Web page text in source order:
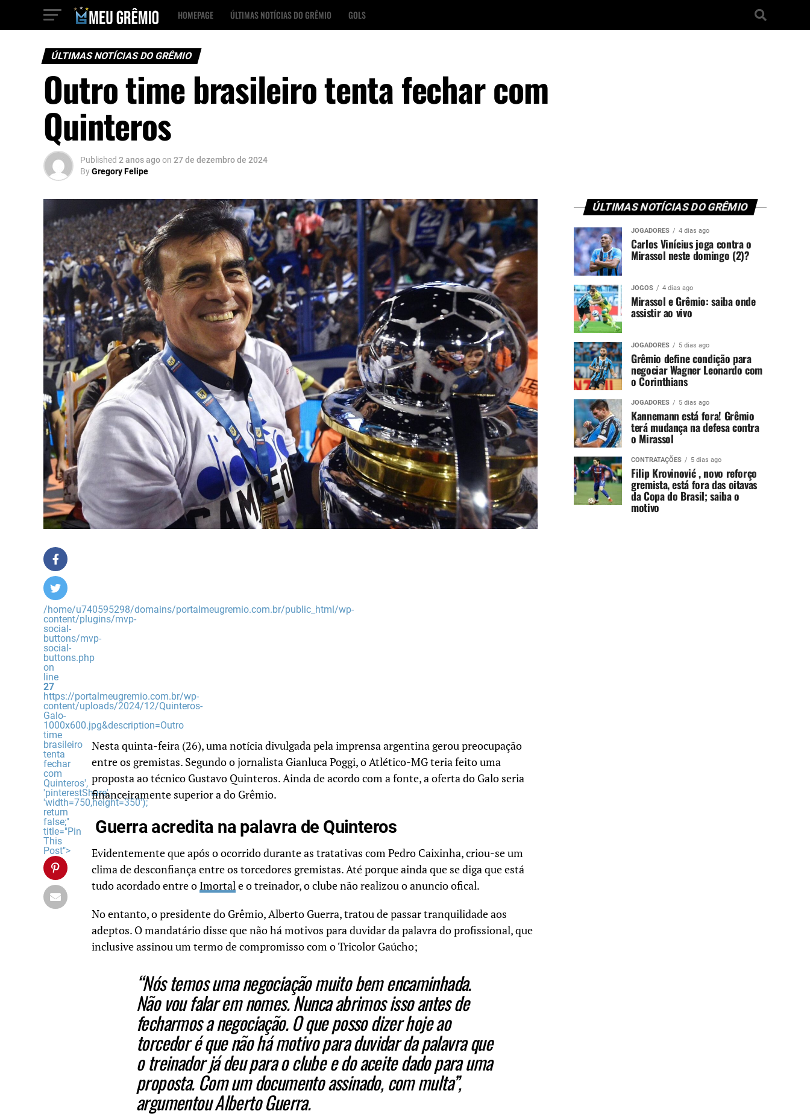
HOMEPAGE ÚLTIMAS NOTÍCIAS DO GRÊMIO GOLS
ÚLTIMAS NOTÍCIAS DO GRÊMIO
Outro time brasileiro tenta fechar com
Quinteros
Published 2 anos agoon 27 de dezembro de 2024
ByGregory Felipe
/home/u740595298/domains/portalmeugremio.com.br/public_html/wp-
content/plugins/mvp-
social-
buttons/mvp-
social-
buttons.php
on
line
27
https://portalmeugremio.com.br/wp-
content/uploads/2024/12/Quinteros-
Galo-
1000x600.jpg&description=Outro
time
brasileiro
tenta
fechar
com
Quinteros',
'pinterestShare',
'width=750,height=350');
return
false;"
title="Pin
This
Post">
Nesta quinta-feira (26), uma notícia divulgada pela imprensa argentina gerou preocupação
entre os gremistas. Segundo o jornalista Gianluca Poggi, o Atlético-MG teria feito uma
proposta ao técnico Gustavo Quinteros. Ainda de acordo com a fonte, a oferta do Galo seria
financeiramente superior a do Grêmio.
Guerra acredita na palavra de Quinteros
Evidentemente que após o ocorrido durante as tratativas com Pedro Caixinha, criou-se um
clima de desconfiança entre os torcedores gremistas. Até porque ainda que se diga que está
tudo acordado entre o Imortale o treinador, o clube não realizou o anuncio ofical.
No entanto, o presidente do Grêmio, Alberto Guerra, tratou de passar tranquilidade aos
adeptos. O mandatário disse que não há motivos para duvidar da palavra do profissional, que
inclusive assinou um termo de compromisso com o Tricolor Gaúcho;
“Nós temos uma negociação muito bem encaminhada.
Não vou falar em nomes. Nunca abrimos isso antes de
fecharmos a negociação. O que posso dizer hoje ao
torcedor é que não há motivo para duvidar da palavra que
o treinador já deu para o clube e do aceite dado para uma
proposta. Com um documento assinado, com multa”,
argumentou Alberto Guerra.
ÚLTIMAS NOTÍCIAS DO GRÊMIO
JOGADORES 4 dias ago
Carlos Vinícius joga contra o
Mirassol neste domingo (2)?
JOGOS 4 dias ago
Mirassol e Grêmio: saiba onde
assistir ao vivo
JOGADORES 5 dias ago
Grêmio define condição para
negociar Wagner Leonardo com
o Corinthians
JOGADORES 5 dias ago
Kannemann está fora! Grêmio
terá mudança na defesa contra
o Mirassol
CONTRATAÇÕES 5 dias ago
Filip Krovinović , novo reforço
gremista, está fora das oitavas
da Copa do Brasil; saiba o
motivo